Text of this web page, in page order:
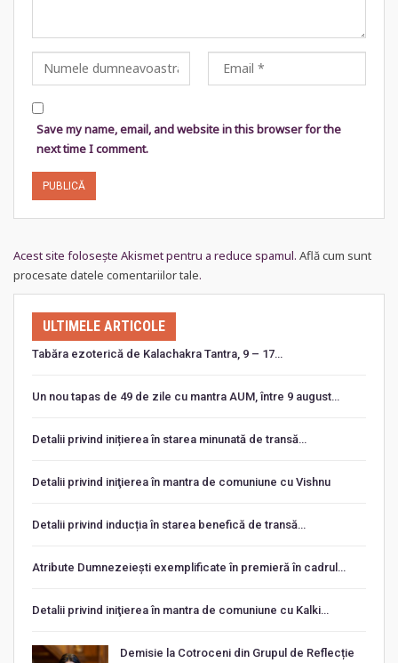
Save my name, email, and website in this browser for the
next time I comment.
Acest site folosește Akismet pentru a reduce spamul. Află cum sunt
procesate datele comentariilor tale.
ULTIMELE ARTICOLE
Tabăra ezoterică de Kalachakra Tantra, 9 – 17…
Un nou tapas de 49 de zile cu mantra AUM, între 9 august…
Detalii privind inițierea în starea minunată de transă…
Detalii privind iniţierea în mantra de comuniune cu Vishnu
Detalii privind inducția în starea benefică de transă…
Atribute Dumnezeiești exemplificate în premieră în cadrul…
Detalii privind iniţierea în mantra de comuniune cu Kalki…
Demisie la Cotroceni din Grupul de Reflecție